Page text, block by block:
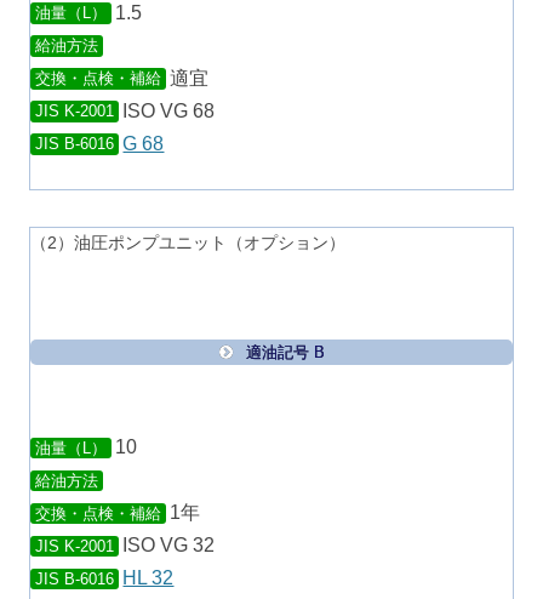
油量（L） 1.5
給油方法
交換・点検・補給 適宜
JIS K-2001 ISO VG 68
JIS B-6016 G 68
（2）油圧ポンプユニット（オプション）
適油記号 B
油量（L） 10
給油方法
交換・点検・補給 1年
JIS K-2001 ISO VG 32
JIS B-6016 HL 32